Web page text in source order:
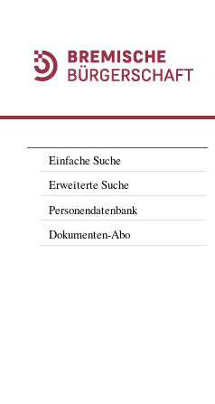
Einfache Suche
Erweiterte Suche
Personendatenbank
Dokumenten-Abo